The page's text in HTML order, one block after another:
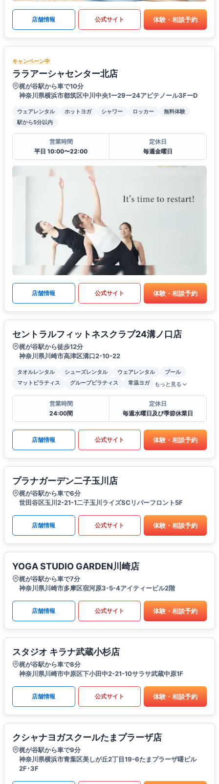
店舗情報 公式サイト 体験・相談予約
キャンペーン中
ララアーシャセンター北店
梶が谷駅から車で10分
神奈川県横浜市都筑区中川中央1ー29ー24アビテノール3FーD
ウェアレンタル ホットヨガ シャワー ロッカー
無料体験
駅から5分以内
営業時間
平日 10:00〜22:00
定休日
毎週金曜日
店舗情報 公式サイト 体験・相談予約
セントラルフィットネスクラブ24溝ノ口店
梶が谷駅から徒歩12分
神奈川県川崎市高津区溝口2-10-22
タオルレンタル シューズレンタル ウェアレンタル
プール
マットピラティス
グループピラティス 常温ヨガ もっと見る
営業時間
24:00間
定休日
毎週水曜日及び季節休業日
店舗情報 公式サイト 体験・相談予約
プラナガーデン二子玉川店
梶が谷駅から車で6分
世田谷区玉川2-21-1二子玉川ライズSCリバーフロント5F
店舗情報 公式サイト 体験・相談予約
YOGA STUDIO GARDEN川崎店
梶が谷駅から車で7分
神奈川県川崎市多摩区宿河原3-5-4アイティービル2階
店舗情報 公式サイト 体験・相談予約
スタジオ キラナ武蔵小杉店
梶が谷駅から車で8分
神奈川県川崎市中原区下小田中2-21-10サラサ武蔵中原1F
店舗情報 公式サイト 体験・相談予約
クシャナヨガスクールたまプラーザ店
梶が谷駅から車で9分
神奈川県横浜市青葉区美しが丘2丁目19-6たまプラーザ曙ビル
2F･3F